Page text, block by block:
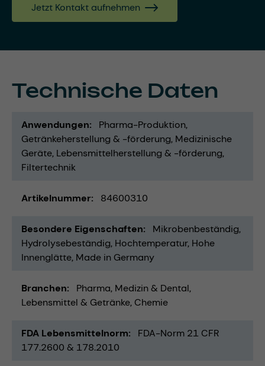
Jetzt Kontakt aufnehmen
Technische Daten
Anwendungen
Pharma-Produktion
Getränkeherstellung & -förderung Medizinische
Geräte Lebensmittelherstellung & -förderung
Filtertechnik
Artikelnummer 84600310
Besondere Eigenschaften
Mikrobenbeständig
Hydrolysebeständig Hochtemperatur Hohe
Innenglätte Made in Germany
Branchen Pharma Medizin & Dental
Lebensmittel & Getränke Chemie
FDA Lebensmittelnorm
FDA-Norm 21 CFR
177.2600 & 178.2010